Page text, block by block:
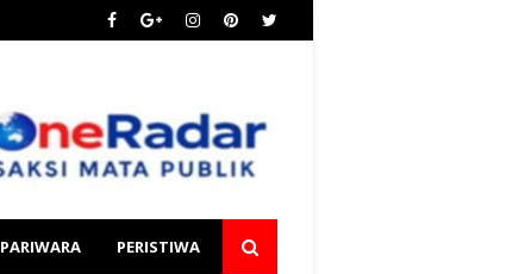
PARIWARA PERISTIWA